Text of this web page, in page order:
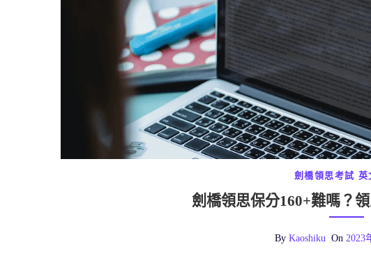
劍橋領思考試 英
劍橋領思保分160+難嗎？
By Kaoshiku On 2023